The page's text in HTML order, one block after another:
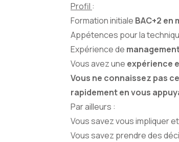
Profil :
Formation initiale BAC+2
Appétences pour la
Expérience de
Vous avez une expérience
Vous ne connaissez pas
rapidement en vous
Par ailleurs :
Vous savez vous impliquer
Vous savez prendre des